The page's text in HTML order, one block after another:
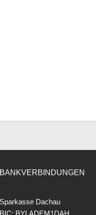
BANKVERBINDUNGEN
Sparkasse Dachau
BIC: BYLADEM1DAH